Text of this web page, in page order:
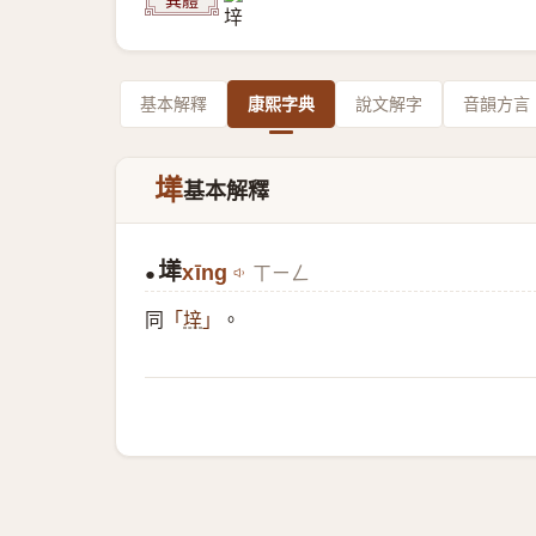
基本解釋 康熙字典 說文解字 音韻方言
㙚基本解釋
● 㙚xīng ㄒㄧㄥ
同 「 垶 」 。